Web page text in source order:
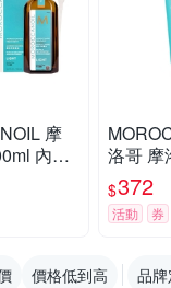
摩
內附
任選優
洛哥 摩
保濕
櫃貨(效
$372
活動 券
價格低到高 品